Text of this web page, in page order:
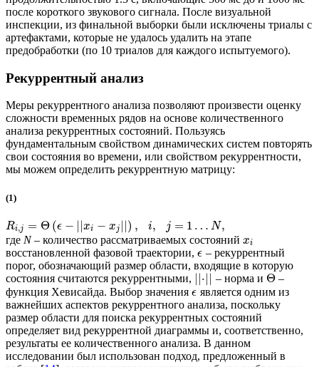
после короткого звукового сигнала. После визуальной
инспекции, из финальной выборки были исключены триалы с
артефактами, которые не удалось удалить на этапе
предобработки (по 10 триалов для каждого испытуемого).
Рекуррентный анализ
Меры рекуррентного анализа позволяют произвести оценку
сложности временных рядов на основе количественного
анализа рекуррентных состояний. Пользуясь
фундаментальным свойством динамических систем повторять
свои состояния во времени, или свойством рекуррентности,
мы можем определить рекуррентную матрицу:
(1)
Ri,j = Θ (ϵ − | |xi − xj | |) , i, j = 1 … N,
где N – количество рассматриваемых состояний xi
восстановленной фазовой траектории, ϵ – рекуррентный
порог, обозначающий размер области, входящие в которую
состояния считаются рекуррентными, | |⋅| | – норма и Θ–
функция Хевисайда. Выбор значения ϵ является одним из
важнейших аспектов рекуррентного анализа, поскольку
размер области для поиска рекуррентных состояний
определяет вид рекуррентной диаграммы и, соответственно,
результаты ее количественного анализа. В данном
исследовании был использован подход, предложенный в